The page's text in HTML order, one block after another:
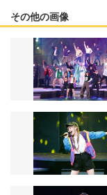
その他の画像